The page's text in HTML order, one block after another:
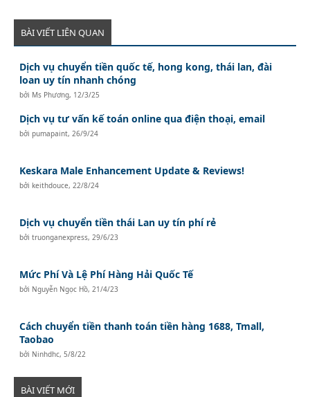
BÀI VIẾT LIÊN QUAN
Dịch vụ chuyển tiền quốc tế, hong kong, thái lan, đài
loan uy tín nhanh chóng
bởi Ms Phương, 12/3/25
Dịch vụ tư vấn kế toán online qua điện thoại, email
bởipumapaint, 26/9/24
Keskara Male Enhancement Update & Reviews!
bởikeithdouce, 22/8/24
Dịch vụ chuyển tiền thái Lan uy tín phí rẻ
bởitruonganexpress, 29/6/23
Mức Phí Và Lệ Phí Hàng Hải Quốc Tế
bởi Nguyễn Ngọc Hồ, 21/4/23
Cách chuyển tiền thanh toán tiền hàng 1688, Tmall,
Taobao
bởi Ninhdhc, 5/8/22
BÀI VIẾT MỚI